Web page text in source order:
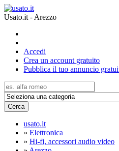
Usato.it - Arezzo
Accedi
Crea un account gratuito
Pubblica il tuo annuncio
Cerca
usato.it
» Elettronica
» Hi-fi, accessori audio video